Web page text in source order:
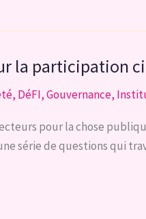
la participation
, DéFI,Gouvernance,
pour la chose
série de questions qui